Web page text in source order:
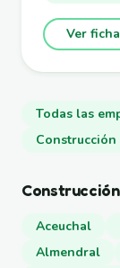
Ver ficha
Todas las
Aceuchal
Almendral